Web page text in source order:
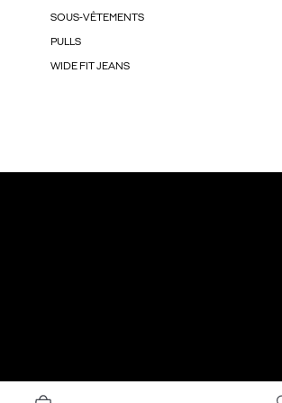
SOUS-VÊTEMENTS
PULLS
WIDE FIT JEANS